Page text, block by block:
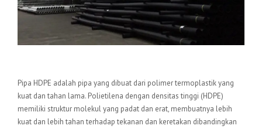
Pipa HDPE adalah pipa yang dibuat dari polimer termoplastik yang
kuat dan tahan lama. Polietilena dengan densitas tinggi (HDPE)
memiliki struktur molekul yang padat dan erat, membuatnya lebih
kuat dan lebih tahan terhadap tekanan dan keretakan dibandingkan